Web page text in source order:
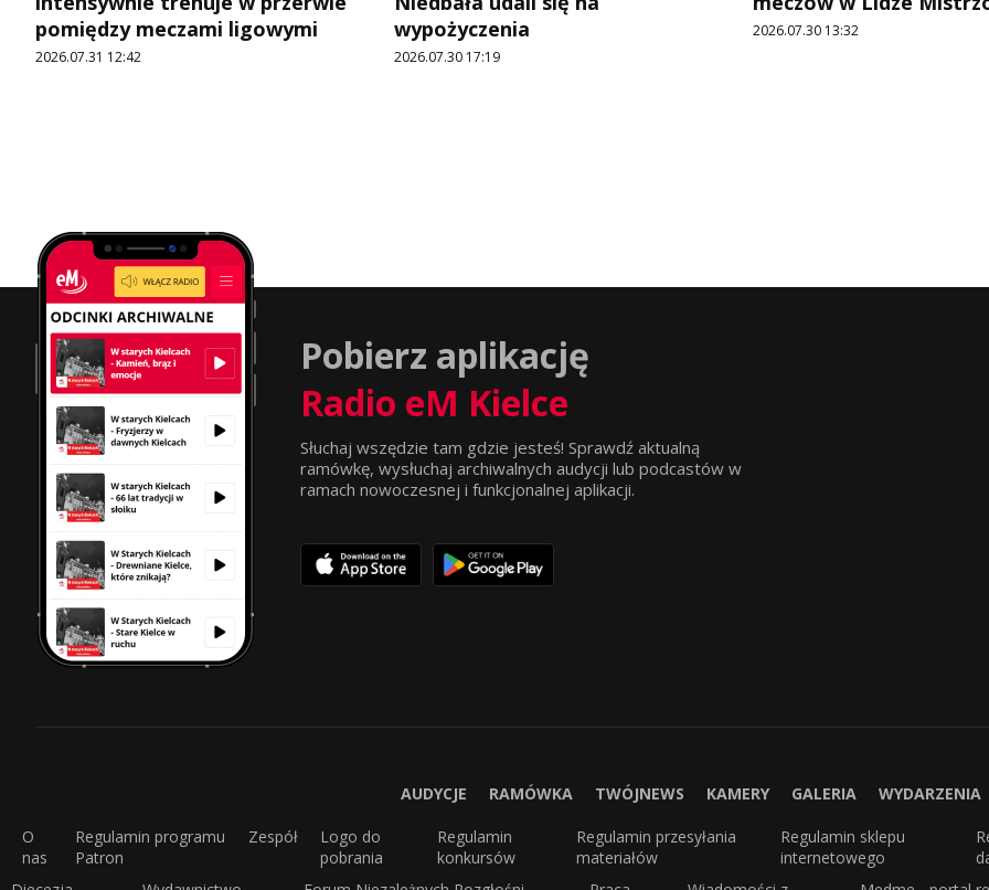
pomiędzy meczami ligowymi
2026.07.31 12:42
wypożyczenia
2026.07.30 17:19
2026.07.30 13:32
Pobierz aplikację
Radio eM Kielce
Słuchaj wszędzie tam gdzie jesteś! Sprawdź aktualną
ramówkę, wysłuchaj archiwalnych audycji lub podcastów w
ramach nowoczesnej i funkcjonalnej aplikacji.
AUDYCJE RAMÓWKA TWÓJNEWS KAMERY GALERIA WYDARZENIA
O
nas
Regulamin programu
Patron
Zespół
Logo do
pobrania
Regulamin
konkursów
Regulamin przesyłania
materiałów
Regulamin sklepu
internetowego